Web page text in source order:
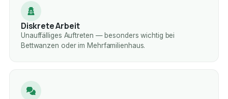
Diskrete Arbeit
Unauffälliges Auftreten — besonders wichtig bei
Bettwanzen oder im Mehrfamilienhaus.